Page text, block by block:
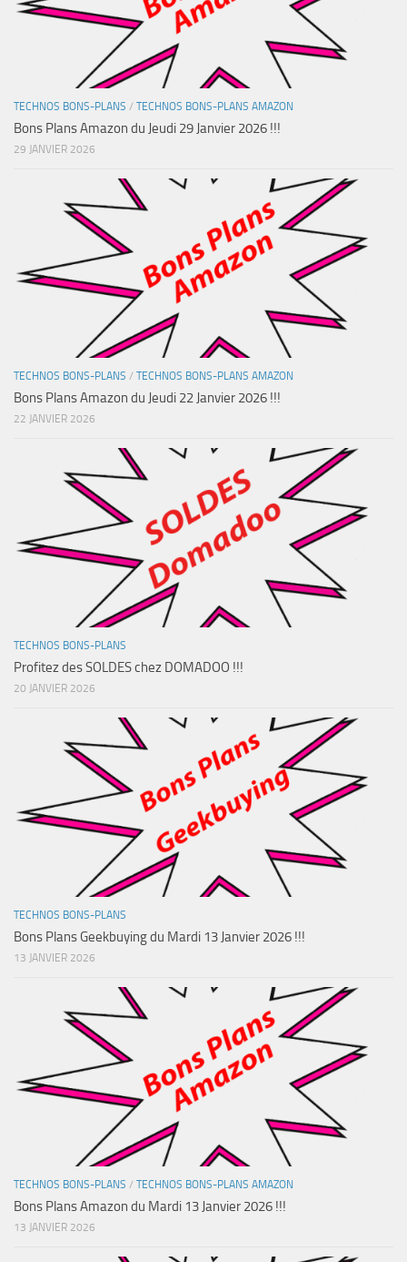
TECHNOS BONS-PLANS / TECHNOS BONS-PLANS AMAZON
Bons Plans Amazon du Jeudi 29 Janvier 2026 !!!
29 JANVIER 2026
TECHNOS BONS-PLANS / TECHNOS BONS-PLANS AMAZON
Bons Plans Amazon du Jeudi 22 Janvier 2026 !!!
22 JANVIER 2026
TECHNOS BONS-PLANS
Profitez des SOLDES chez DOMADOO !!!
20 JANVIER 2026
TECHNOS BONS-PLANS
Bons Plans Geekbuying du Mardi 13 Janvier 2026 !!!
13 JANVIER 2026
TECHNOS BONS-PLANS / TECHNOS BONS-PLANS AMAZON
Bons Plans Amazon du Mardi 13 Janvier 2026 !!!
13 JANVIER 2026